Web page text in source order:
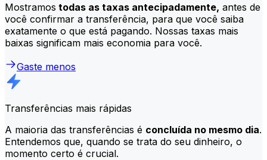
Mostramos todas as taxas antecipadamente, antes de
você confirmar a transferência, para que você saiba
exatamente o que está pagando. Nossas taxas mais
baixas significam mais economia para você.
Gaste menos
Transferências mais rápidas
A maioria das transferências é concluída no mesmo dia.
Entendemos que, quando se trata do seu dinheiro, o
momento certo é crucial.